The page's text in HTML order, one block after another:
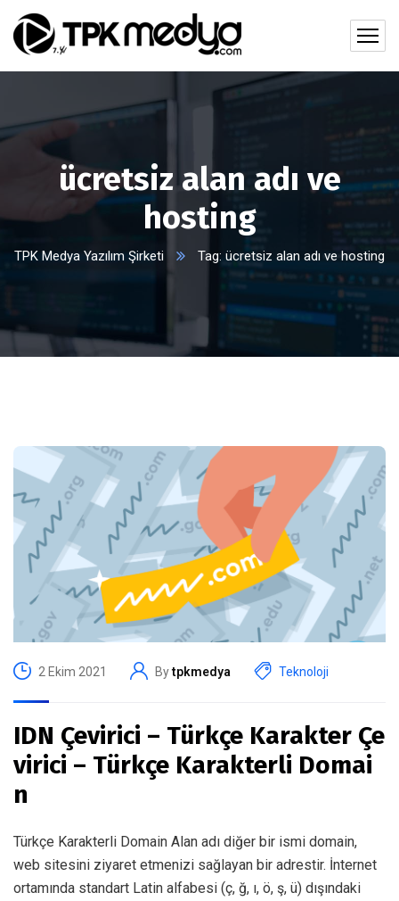
ücretsiz alan adı ve
hosting
TPK Medya Yazılım Şirketi Tag: ücretsiz alan adı ve hosting
2 Ekim 2021 Bytpkmedya Teknoloji
IDN Çevirici – Türkçe Karakter Çe
virici – Türkçe Karakterli Domai
n
Türkçe Karakterli Domain Alan adı diğer bir ismi domain,
web sitesini ziyaret etmenizi sağlayan bir adrestir. İnternet
ortamında standart Latin alfabesi (ç, ğ, ı, ö, ş, ü) dışındaki